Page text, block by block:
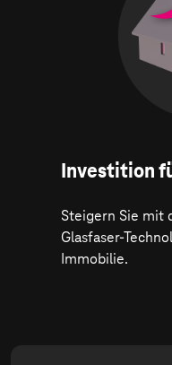
Investition
Steigern Sie mit
Glasfaser-
Immobilie.